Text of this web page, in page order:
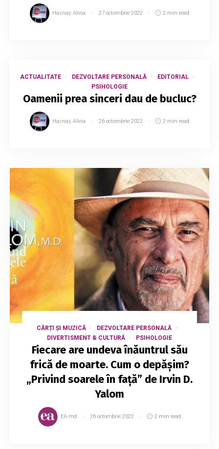
Hasnaș Alina 27 octombrie 2022 2 min read
ACTUALITATE DEZVOLTARE PERSONALĂ
EDITORIAL
PSIHOLOGIE
Oamenii prea sinceri dau de bucluc?
Hasnaș Alina 26 octombrie 2022 2 min read
CĂRȚI ȘI MUZICĂ
DEZVOLTARE PERSONALĂ
DIVERTISMENT & CULTURĂ
PSIHOLOGIE
Fiecare are undeva înăuntrul său
frică de moarte. Cum o depășim?
„Privind soarele în față” de Irvin D.
Yalom
EA.md 26 octombrie 2022 2 min read